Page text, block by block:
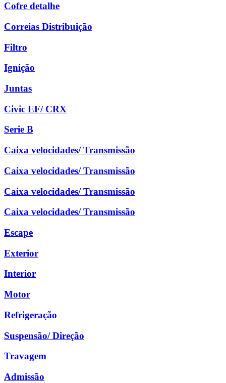
Cofre detalhe
Correias Distribuição
Filtro
Ignição
Juntas
Civic EF/ CRX
Serie B
Caixa velocidades/ Transmissão
Caixa velocidades/ Transmissão
Caixa velocidades/ Transmissão
Caixa velocidades/ Transmissão
Escape
Exterior
Interior
Motor
Refrigeração
Suspensão/ Direção
Travagem
Admissão